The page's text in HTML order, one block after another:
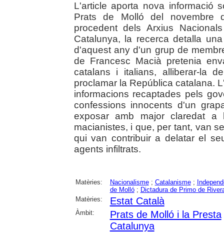
L'article aporta nova informació
Prats de Molló del novembre
procedent dels Arxius
Catalunya, la recerca detalla
d'aquest any d'un grup de
de Francesc Macià pretenia
catalans i italians, alliberar-la
proclamar la República catalana.
informacions recaptades pels
confessions innocents d'un
exposar amb major claredat a
macianistes, i que, per tant, van
qui van contribuir a delatar el
agents infiltrats.
Matèries: Nacionalisme; Catalanisme;
de Molló; Dictadura de Primo de
Matèries:
Estat Català
Àmbit: Prats de Molló i la Presta
Catalunya